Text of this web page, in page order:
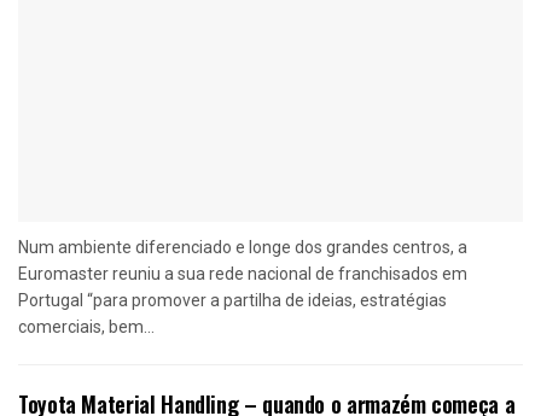
Num ambiente diferenciado e longe dos grandes centros, a
Euromaster reuniu a sua rede nacional de franchisados em
Portugal “para promover a partilha de ideias, estratégias
comerciais, bem...
Toyota Material Handling – quando o armazém começa a